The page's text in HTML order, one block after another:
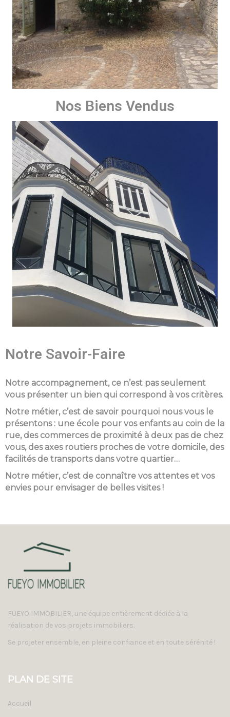
Nos Biens Vendus
Notre Savoir-Faire
Notre accompagnement, ce n’est pas seulement
vous présenter un bien qui correspond à vos critères.
Notre métier, c’est de savoir pourquoi nous vous le
présentons : une école pour vos enfants au coin de la
rue, des commerces de proximité à deux pas de chez
vous, des axes routiers proches de votre domicile, des
facilités de transports dans votre quartier…
Notre métier, c’est de connaître vos attentes et vos
envies pour envisager de belles visites !
FUEYO IMMOBILIER, une équipe entièrement dédiée à la
réalisation de vos projets immobiliers.
Se projeter ensemble, en pleine confiance et en toute sérénité !
PLAN DE SITE
Accueil